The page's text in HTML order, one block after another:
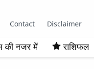
Contact Disclaimer
की नजर में राशिफल